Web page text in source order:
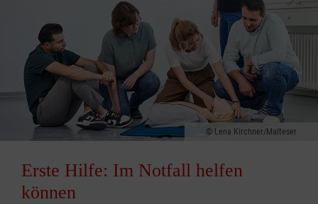
Lena Kirchner/Malteser
Erste Hilfe: Im Notfall helfen
können